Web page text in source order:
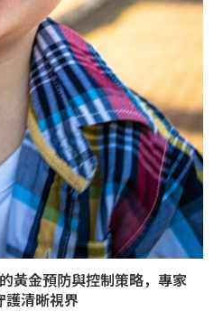
黃金預防與控制策略，專家
護清晰視界